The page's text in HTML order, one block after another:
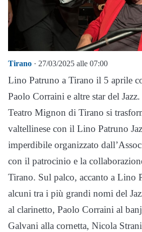
Tirano · 27/03/2025 alle 07:00
Lino Patruno a Tirano il 5 aprile
Paolo Corraini e altre star del
Teatro Mignon di Tirano si
valtellinese con il Lino Patruno
imperdibile organizzato
con il patrocinio e la
Tirano. Sul palco, accanto a Lino
alcuni tra i più grandi nomi del
al clarinetto, Paolo Corraini al
Galvani alla cornetta, Nicola